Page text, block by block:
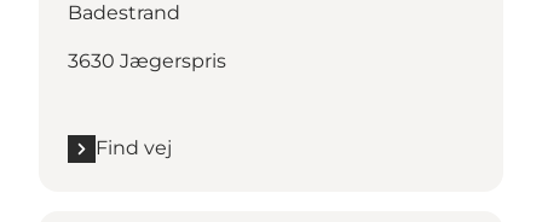
Badestrand
3630 Jægerspris
Find vej